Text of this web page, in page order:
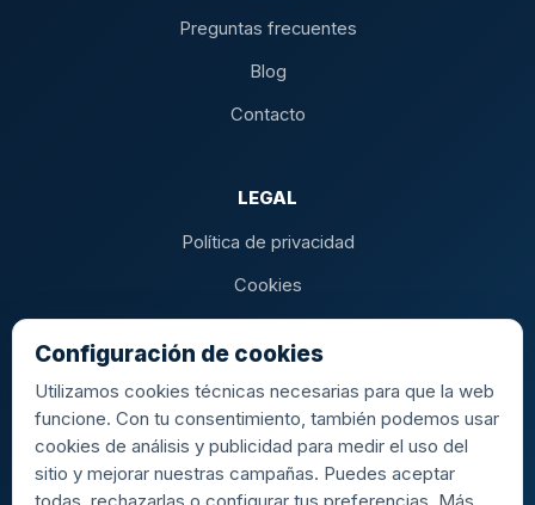
Preguntas frecuentes
Blog
Contacto
LEGAL
Política de privacidad
Cookies
AEROPUERTOS
MAD · Madrid-BarajasBCN · Barcelona-El Prat
Configuración de cookies
Utilizamos cookies técnicas necesarias para que la web
funcione. Con tu consentimiento, también podemos usar
cookies de análisis y publicidad para medir el uso del
sitio y mejorar nuestras campañas. Puedes aceptar